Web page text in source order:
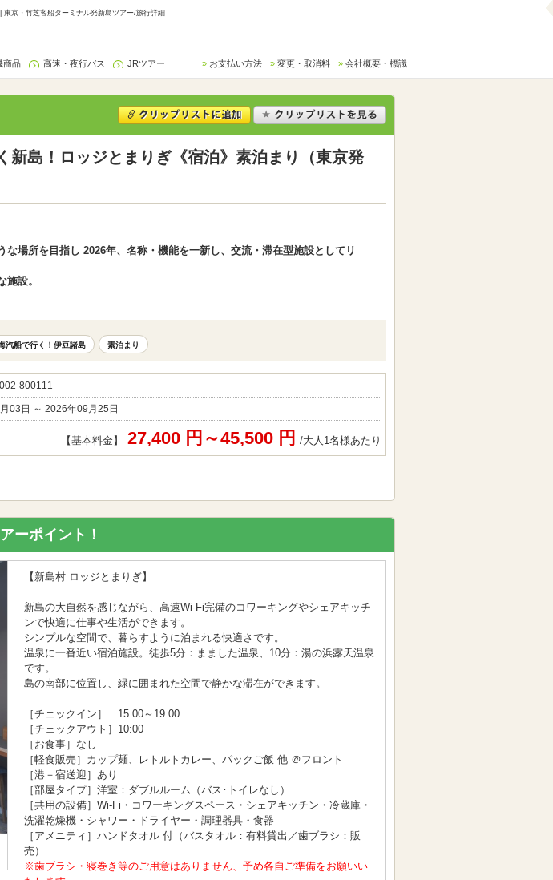
京・竹芝客船ターミナル発新島ツアー/旅行詳細
商品 高速・夜行バス JRツアー お支払い方法 変更・取消料 会社概要・標識
島！ロッジとまりぎ《宿泊》素泊まり（東京発
場所を目指し 2026年、名称・機能を一新し、交流・滞在型施設としてリ
設。
汽船で行く！伊豆諸島 素泊まり
800111
03日 ～ 2026年09月25日
【基本料金】 27,400 円～45,500 円 /大人1名様あたり
ーポイント！
【新島村 ロッジとまりぎ】
新島の大自然を感じながら、高速Wi-Fi完備のコワーキングやシェアキッチ
ンで快適に仕事や生活ができます。
シンプルな空間で、暮らすように泊まれる快適さです。
温泉に一番近い宿泊施設。徒歩5分：まました温泉、10分：湯の浜露天温泉
です。
島の南部に位置し、緑に囲まれた空間で静かな滞在ができます。
［チェックイン］ 15:00～19:00
［チェックアウト］10:00
［お食事］なし
［軽食販売］カップ麺、レトルトカレー、パックご飯 他 ＠フロント
［港－宿送迎］あり
［部屋タイプ］洋室：ダブルルーム（バス･トイレなし）
［共用の設備］Wi-Fi・コワーキングスペース・シェアキッチン・冷蔵庫・
洗濯乾燥機・シャワー・ドライヤー・調理器具・食器
［アメニティ］ハンドタオル 付（バスタオル：有料貸出／歯ブラシ：販
売）
※歯ブラシ・寝巻き等のご用意はありません、予め各自ご準備をお願いい